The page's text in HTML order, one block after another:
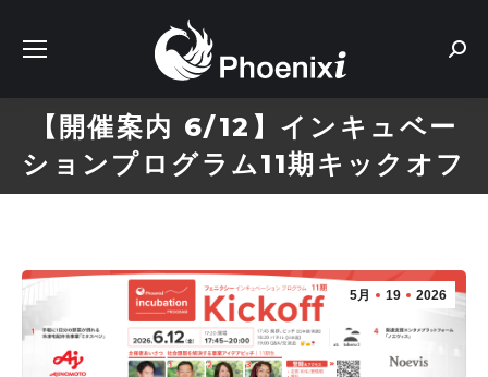
【開催案内 6/12】インキュベー
ションプログラム11期キックオフ
5月 19 2026